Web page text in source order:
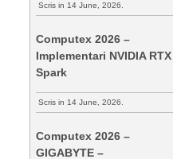
Scris in 14 June, 2026.
Computex 2026 –
Implementari NVIDIA RTX
Spark
Scris in 14 June, 2026.
Computex 2026 –
GIGABYTE –